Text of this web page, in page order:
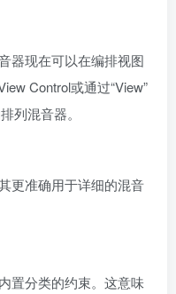
器现在可以在编排视图
Control或通过“View”
列混音器。
更准确用于详细的混音
置分类的约束。这意味